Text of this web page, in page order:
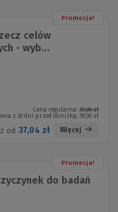
Promocja!
celów
- wyb...
Cena regularna: 39,00 zł
z 30 dni przed obniżką: 39,00 zł
od: 37,04 zł Więcej
Promocja!
do badań